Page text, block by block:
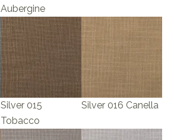
Aubergine
Silver 015
Tobacco
Silver 016 Canella